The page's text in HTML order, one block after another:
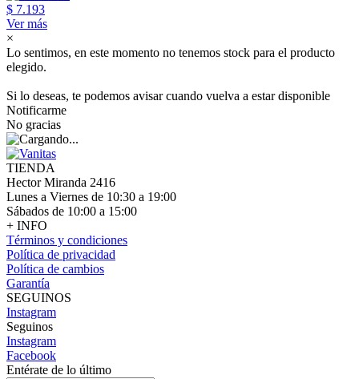
$ 7.193
Ver más
×
Lo sentimos, en este momento no tenemos stock para el producto
elegido.
Si lo deseas, te podemos avisar cuando vuelva a estar disponible
Notificarme
No gracias
TIENDA
Hector Miranda 2416
Lunes a Viernes de 10:30 a 19:00
Sábados de 10:00 a 15:00
+ INFO
Términos y condiciones
Política de privacidad
Política de cambios
Garantía
SEGUINOS
Instagram
Seguinos
Instagram
Facebook
Entérate de lo último